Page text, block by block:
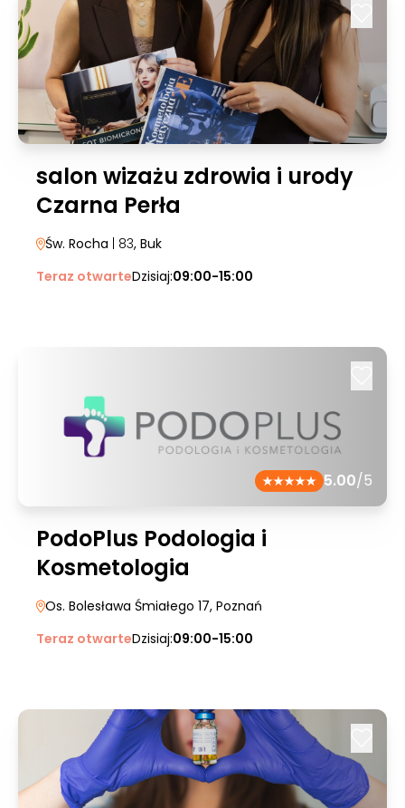
salon wizażu zdrowia i urody
Czarna Perła
Św. Rocha | 83, Buk
Teraz otwarteDzisiaj:09:00-15:00
5.00/5
PodoPlus Podologia i
Kosmetologia
Os. Bolesława Śmiałego 17, Poznań
Teraz otwarteDzisiaj:09:00-15:00